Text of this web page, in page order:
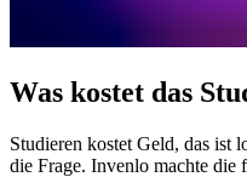
Was kostet das
Studieren kostet Geld, das ist
die Frage. Invenlo machte die